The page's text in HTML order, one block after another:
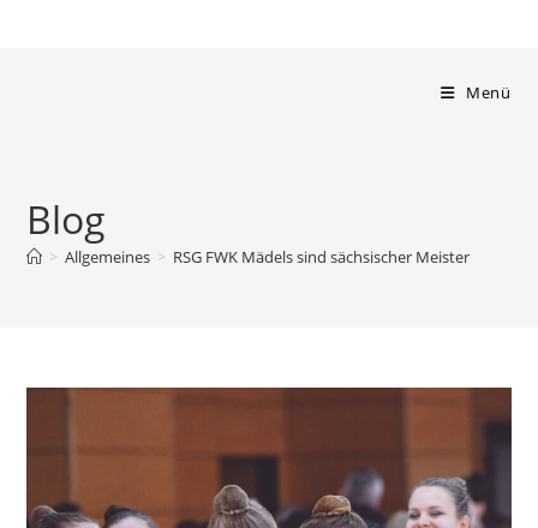
Menü
Blog
> Allgemeines > RSG FWK Mädels sind sächsischer Meister